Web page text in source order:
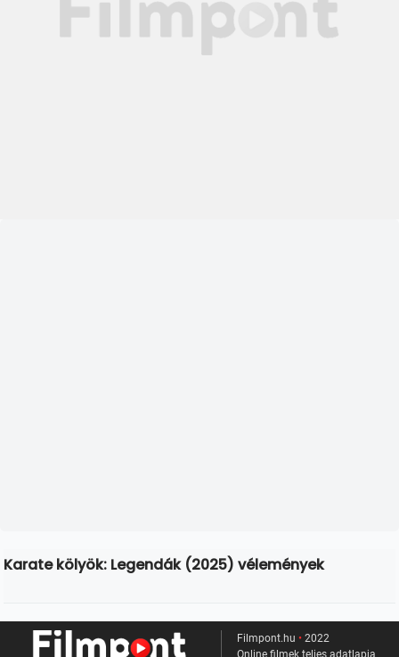
Karate kölyök: Legendák (2025) vélemények
Filmpont.hu• 2022
Online filmek teljes adatlapja